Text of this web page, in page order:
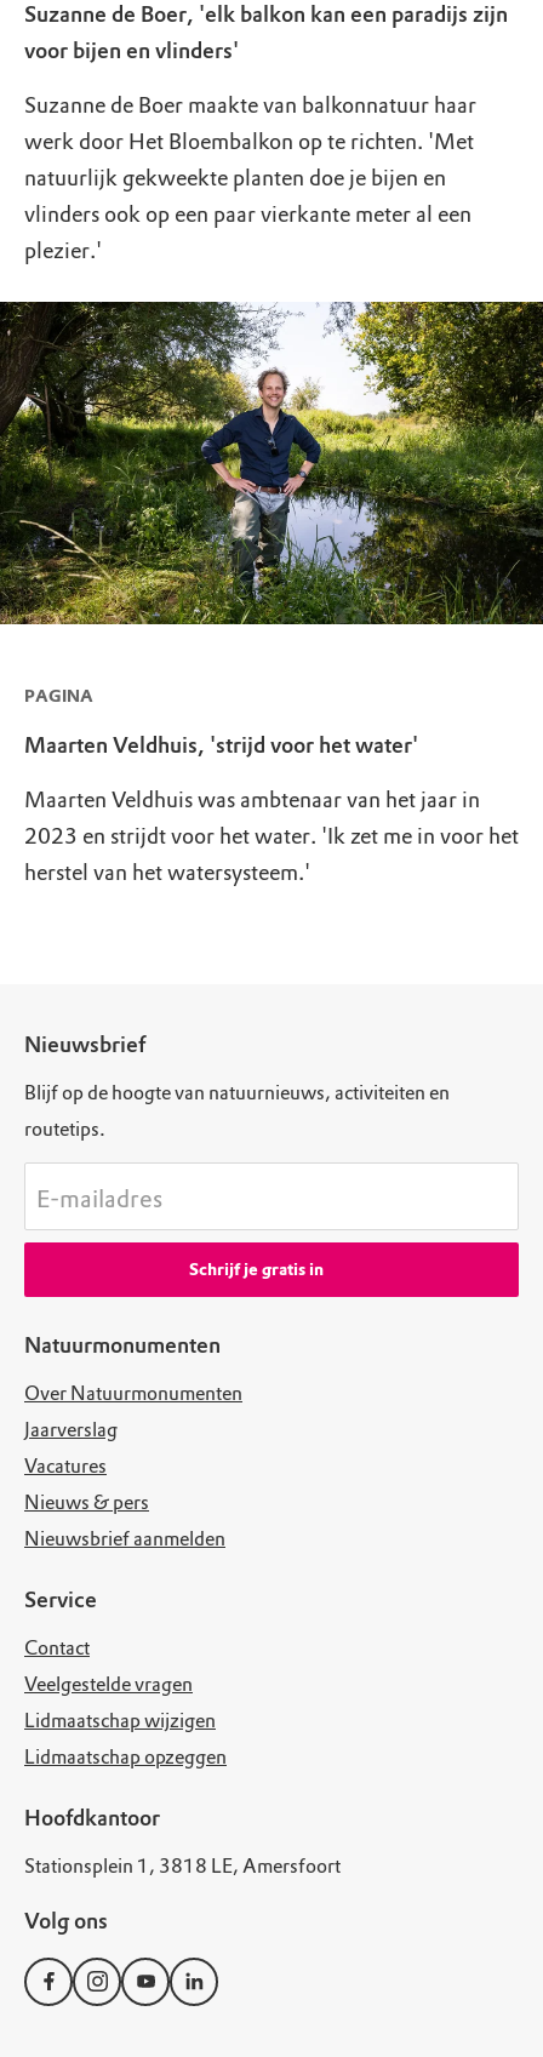
Suzanne de Boer, 'elk balkon kan een paradijs zijn
voor bijen en vlinders'
Suzanne de Boer maakte van balkonnatuur haar
werk door Het Bloembalkon op te richten. 'Met
natuurlijk gekweekte planten doe je bijen en
vlinders ook op een paar vierkante meter al een
plezier.'
PAGINA
Maarten Veldhuis, 'strijd voor het water'
Maarten Veldhuis was ambtenaar van het jaar in
2023 en strijdt voor het water. 'Ik zet me in voor het
herstel van het watersysteem.'
Natuurmonumenten
Over Natuurmonumenten
Jaarverslag
Vacatures
Nieuws & pers
Nieuwsbrief aanmelden
Service
Contact
Veelgestelde vragen
Lidmaatschap wijzigen
Lidmaatschap opzeggen
Hoofdkantoor
Stationsplein 1, 3818 LE, Amersfoort
Volg ons
Nieuwsbrief
Blijf op de hoogte van natuurnieuws, activiteiten en
routetips.
E-mailadres
Schrijf je gratis in